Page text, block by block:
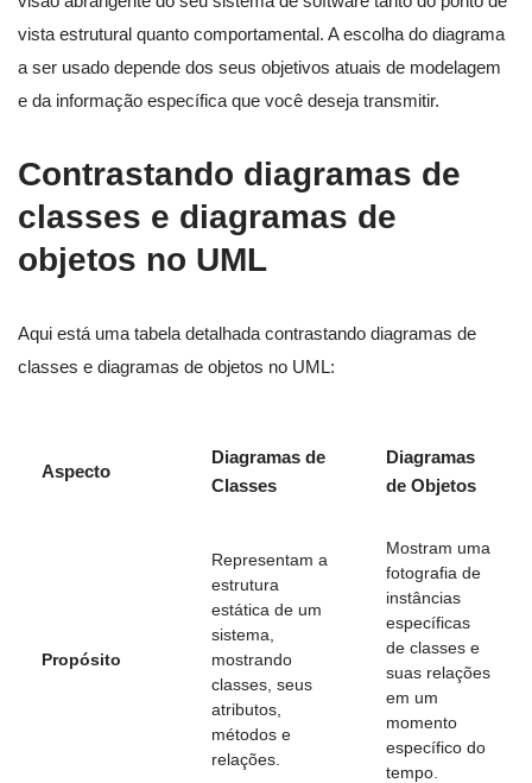
vista estrutural quanto comportamental. A escolha do diagrama
a ser usado depende dos seus objetivos atuais de modelagem
e da informação específica que você deseja transmitir.
Contrastando diagramas de
classes e diagramas de
objetos no UML
Aqui está uma tabela detalhada contrastando diagramas de
classes e diagramas de objetos no UML:
Aspecto
Diagramas de
Classes
Diagramas
de Objetos
Propósito
Representam a
estrutura
estática de um
sistema,
mostrando
classes, seus
atributos,
métodos e
relações.
Mostram uma
fotografia de
instâncias
específicas
de classes e
suas relações
em um
momento
específico do
tempo.